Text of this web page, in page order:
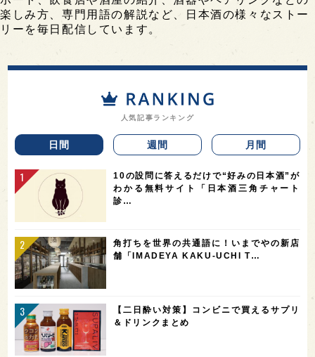
楽しみ方、専門用語の解説など、日本酒の様々なストー
リーを毎日配信しています。
人気記事ランキング
日間 週間 月間
10の設問に答えるだけで“好みの日本酒”が
わかる無料サイト「日本酒三角チャート
診…
角打ちを世界の共通語に！いまでやの新店
舗「IMADEYA KAKU-UCHI T…
【二日酔い対策】コンビニで買えるサプリ
＆ドリンクまとめ